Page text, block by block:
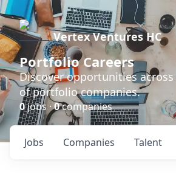
Vertex Ventures HC
Portfolio Careers
Discover opportunities
of portfolio companies.
0jobs ·0companies
Jobs Companies Talent